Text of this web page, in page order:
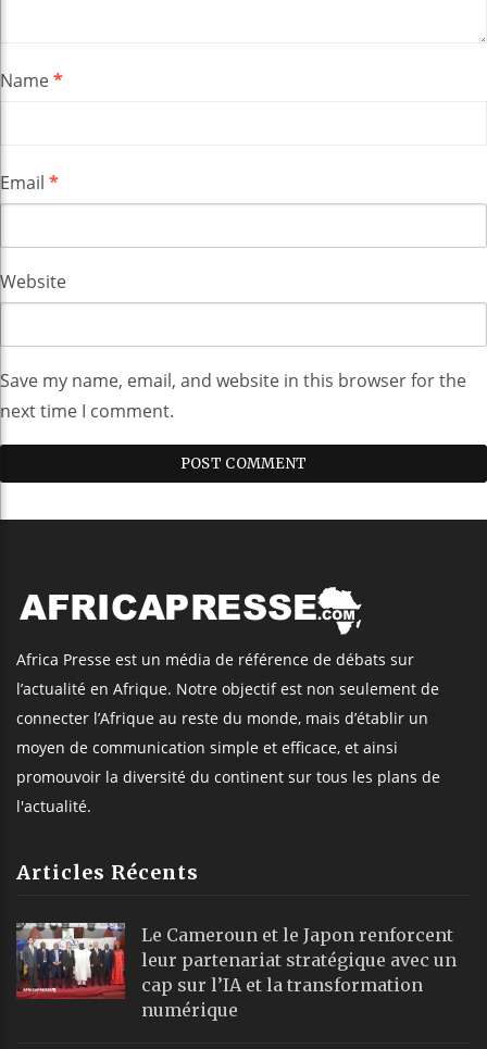
Name*
Email *
Website
Save my name, email, and website in this browser for the
next time I comment.
Africa Presse est un média de référence de débats sur
l’actualité en Afrique. Notre objectif est non seulement de
connecter l’Afrique au reste du monde, mais d’établir un
moyen de communication simple et efficace, et ainsi
promouvoir la diversité du continent sur tous les plans de
l'actualité.
Articles Récents
Le Cameroun et le Japon renforcent
leur partenariat stratégique avec un
cap sur l’IA et la transformation
numérique